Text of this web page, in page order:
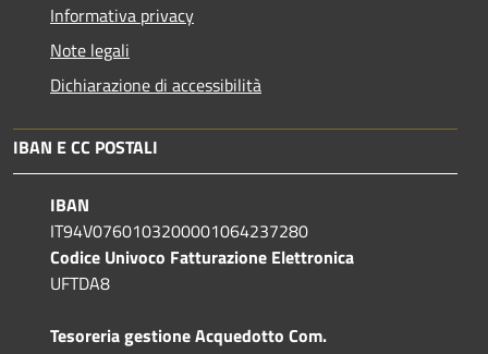
Informativa privacy
Note legali
Dichiarazione di accessibilità
IBAN E CC POSTALI
IBAN
IT94V0760103200001064237280
Codice Univoco Fatturazione Elettronica
UFTDA8
Tesoreria gestione Acquedotto Com.